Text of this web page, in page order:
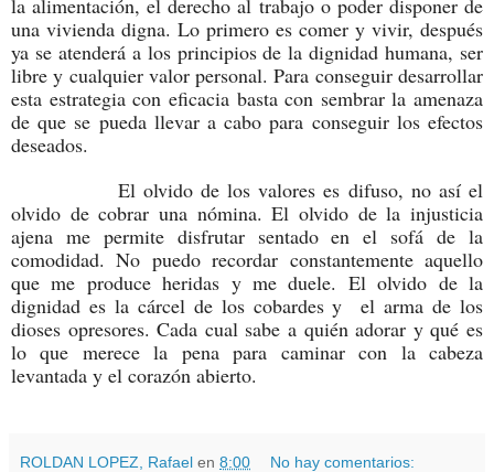
la alimentación, el derecho al trabajo o poder disponer de
una vivienda digna. Lo primero es comer y vivir, después
ya se atenderá a los principios de la dignidad humana, ser
libre y cualquier valor personal. Para conseguir desarrollar
esta estrategia con eficacia basta con sembrar la amenaza
de que se pueda llevar a cabo para conseguir los efectos
deseados.
El olvido de los valores es difuso, no así el
olvido de cobrar una nómina. El olvido de la injusticia
ajena me permite disfrutar sentado en el sofá de la
comodidad. No puedo recordar constantemente aquello
que me produce heridas y me duele. El olvido de la
dignidad es la cárcel de los cobardes y el arma de los
dioses opresores. Cada cual sabe a quién adorar y qué es
lo que merece la pena para caminar con la cabeza
levantada y el corazón abierto.
ROLDAN LOPEZ, Rafael en 8:00 No hay comentarios: